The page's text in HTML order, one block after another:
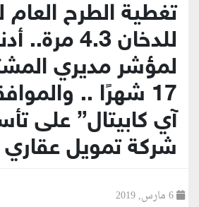
تغطية الطرح العام
للدخان 4.3
لمؤشر مديري
17 شهرًا ..
آي كابيتال” على
شركة تمويل عقاري